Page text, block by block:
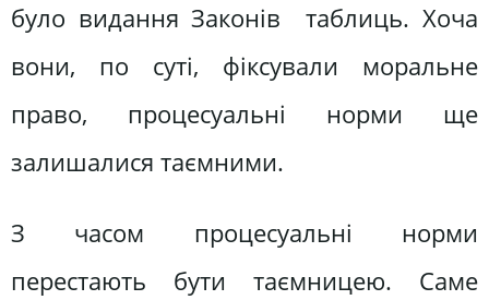
було видання Законів таблиць. Хоча
вони, по суті, фіксували моральне
право, процесуальні норми ще
залишалися таємними.
З часом процесуальні норми
перестають бути таємницею. Саме